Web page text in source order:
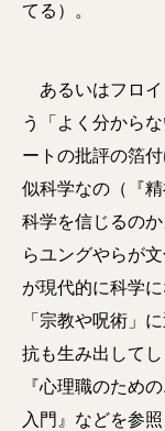
てる）。
あるいはフロイ
う「よく分から
ートの批評の箔
似科学なの（『
科学を信じるの
らユングやらが
が現代的に科学
「宗教や呪術」
抗も生み出して
『心理職のため
入門』などを参照